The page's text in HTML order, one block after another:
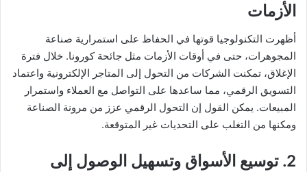
الأزمات
أظهرت التكنولوجيا قوتها في الحفاظ على استمرارية صناعة
المجوهرات، حتى في أوقات الأزمات مثل جائحة كورونا. خلال فترة
الإغلاق، تمكنت الشركات من التحول إلى المتاجر الإلكترونية واعتماد
التسويق الرقمي، مما ساعدها على التواصل مع العملاء واستمرار
المبيعات. يمكن القول إن التحول الرقمي عزز من مرونة الصناعة
ومكنها من التغلب على التحديات غير المتوقعة.
2. توسيع الأسواق وتسهيل الوصول إلى